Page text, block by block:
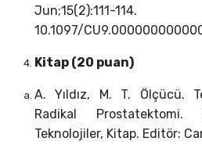
10.1097/
Kitap (20 puan)
A. Yıldız, M. T. Ölçücü.
Radikal Prostatektomi.
Teknolojiler, Kitap. Editör: